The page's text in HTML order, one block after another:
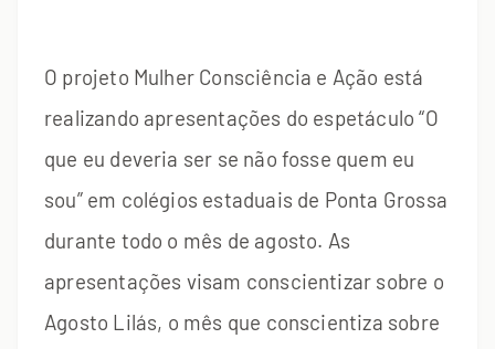
O projeto Mulher Consciência e Ação está
realizando apresentações do espetáculo “O
que eu deveria ser se não fosse quem eu
sou” em colégios estaduais de Ponta Grossa
durante todo o mês de agosto. As
apresentações visam conscientizar sobre o
Agosto Lilás, o mês que conscientiza sobre